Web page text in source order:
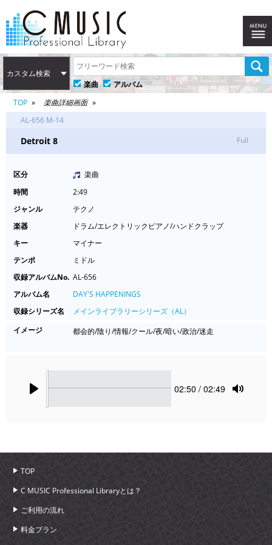
カスタム検索
楽曲
アルバム
TOP
楽曲詳細画面
AL-656 M-14
Detroit 8 Full
区分
楽曲
時間
2:49
ジャンル
テクノ
楽器
ドラム/エレクトリックピアノ/ハンドクラップ
キー
マイナー
テンポ
ミドル
収録アルバムNo. AL-656
アルバム名
DAY'S HAPPENINGS
収録シリーズ名
メインライブラリーシリーズ（AL）
イメージ
都会的/陰り/情報/クール/夜/暗い/政治/迷走
Current
02:50 / 02:49
TOP
C MUSIC Professional Libraryとは？
ご利用の流れ
料金プラン